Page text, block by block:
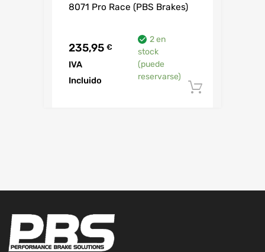
8071 Pro Race (PBS Brakes)
235,95 €
IVA
Incluido
2 en
stock
(puede
reservarse)